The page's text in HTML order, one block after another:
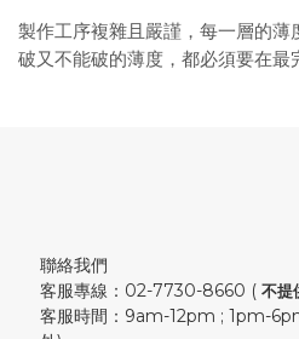
製作工序複雜且嚴謹，每一層的
破又不能破的薄度，都必須要在最
聯絡我們
客服專線：02-7730-8660 ( 不提
客服時間：9am-12pm ; 1pm-